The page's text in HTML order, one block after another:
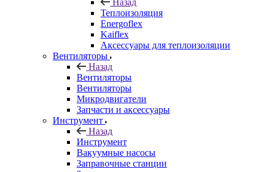
Назад
Теплоизоляция
Energoflex
Kaiflex
Аксессуары для теплоизоляции
Вентиляторы
Назад
Вентиляторы
Вентиляторы
Микродвигатели
Запчасти и аксессуары
Инструмент
Назад
Инструмент
Вакуумные насосы
Заправочные станции